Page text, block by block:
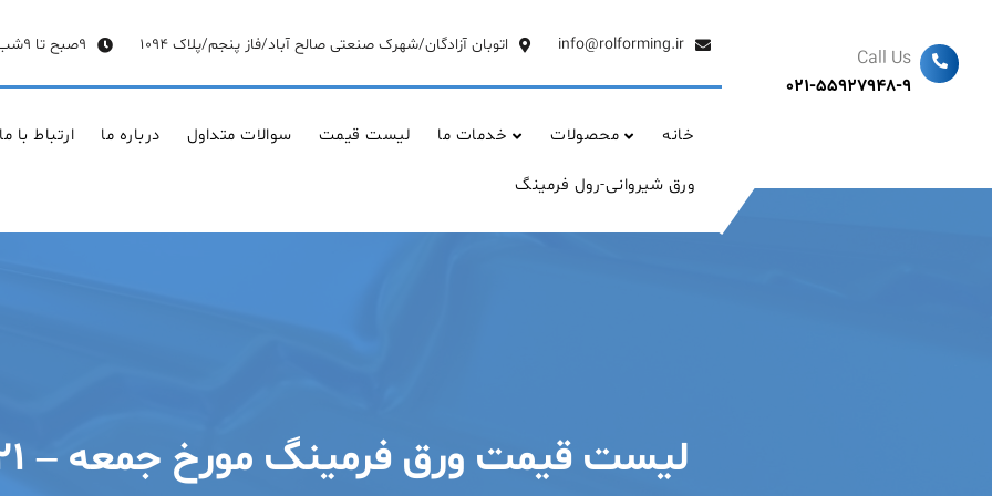
content
info@rolforming.ir اتوبان آزادگان/شهرک صنعتی صالح آباد/فاز پنجم/پلاک 1094 9صبح تا 9شب
خانه محصولات خدمات ما لیست قیمت سوالات متداول درباره ما ارتباط با ما
ورق شیروانی-رول فرمینگ
Call Us
021-55927948-9
لیست قیمت ورق فرمینگ مورخ جمعه – ۲۱ خرداد ۱۴۰۰